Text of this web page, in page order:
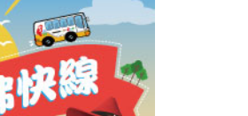
結的精神。 圖/印尼蘇北協會提供